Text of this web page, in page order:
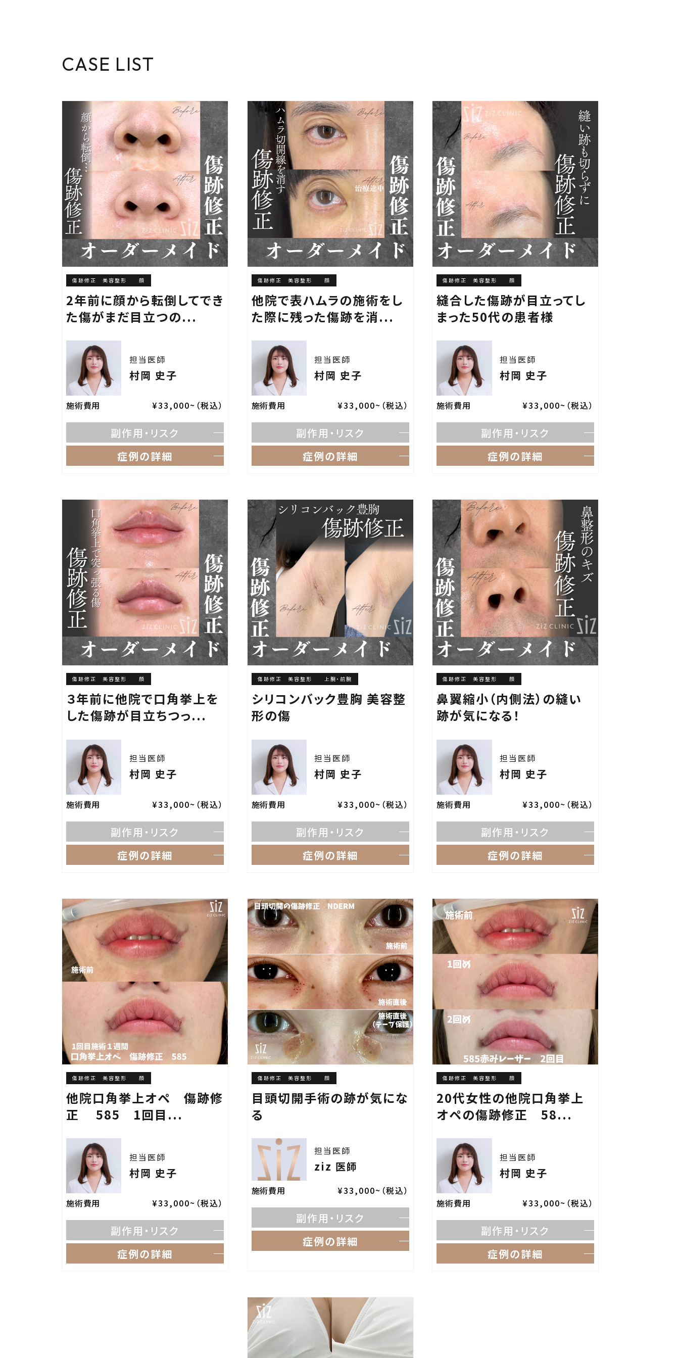
CASE LIST
傷跡修正 美容整形 顔
2年前に顔から転倒してでき
た傷がまだ目立つの...
担当医師
村岡 史子
施術費用 ¥33,000~（税込）
副作用・リスク
症例の詳細
傷跡修正 美容整形 顔
他院で表ハムラの施術をし
た際に残った傷跡を消...
担当医師
村岡 史子
施術費用 ¥33,000~（税込）
副作用・リスク
症例の詳細
傷跡修正 美容整形 顔
縫合した傷跡が目立ってし
まった50代の患者様
担当医師
村岡 史子
施術費用 ¥33,000~（税込）
副作用・リスク
症例の詳細
傷跡修正 美容整形 顔
３年前に他院で口角挙上を
した傷跡が目立ちつっ...
担当医師
村岡 史子
施術費用 ¥33,000~（税込）
副作用・リスク
症例の詳細
傷跡修正 美容整形 上腕・前腕
シリコンバック豊胸 美容整
形の傷
担当医師
村岡 史子
施術費用 ¥33,000~（税込）
副作用・リスク
症例の詳細
傷跡修正 美容整形 顔
鼻翼縮小（内側法）の縫い
跡が気になる！
担当医師
村岡 史子
施術費用 ¥33,000~（税込）
副作用・リスク
症例の詳細
傷跡修正 美容整形 顔
他院口角挙上オペ 傷跡修
正 585 1回目...
担当医師
村岡 史子
施術費用 ¥33,000~（税込）
副作用・リスク
症例の詳細
傷跡修正 美容整形 顔
目頭切開手術の跡が気にな
る
担当医師
ziz 医師
施術費用 ¥33,000~（税込）
副作用・リスク
症例の詳細
傷跡修正 美容整形 顔
20代女性の他院口角挙上
オペの傷跡修正 58...
担当医師
村岡 史子
施術費用 ¥33,000~（税込）
副作用・リスク
症例の詳細